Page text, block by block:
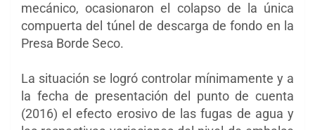
mecánico, ocasionaron el colapso de la única
compuerta del túnel de descarga de fondo en la
Presa Borde Seco.
La situación se logró controlar mínimamente y a
la fecha de presentación del punto de cuenta
(2016) el efecto erosivo de las fugas de agua y